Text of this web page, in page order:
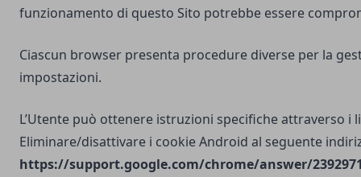
funzionamento di questo Sito potrebbe essere
Ciascun browser presenta procedure diverse per la
impostazioni.
L’Utente può ottenere istruzioni specifiche attraverso i
Eliminare/disattivare i cookie Android al seguente
https://support.google.com/chrome/answer/